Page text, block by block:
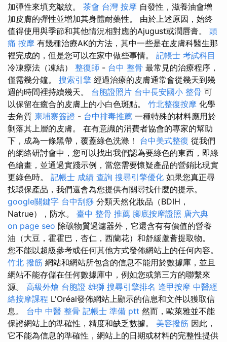
加彈性來填充皺紋。 茶會 台灣 按摩 自發性，滋養油會增
加皮膚的彈性並增加其身體耐藥性。 由於上述原因，始終
值得使用與季節和其他情況相對應的Ajugust或潤唇膏。 頭
痛 按摩 有幾種治療AK的方法，其中一些是在皮膚科醫生那
裡完成的，但是您可以在家中做些事情。 記帳士 考試科目
冷凍療法（凍結） 整復師 - 台中 整骨 最常見的治療程序，
僅需幾分鐘。 搜索引擎 經過治療的皮膚通常會從幾天到幾
週的時間裡持續幾天。 台胞證照片 台中長安國小 整骨 可
以保留在癒合的皮膚上的小白色斑點。 竹北整復按摩 化學
去角質 柬埔寨簽證 - 台中排毒推薦 一種特殊的材料應用於
剝落其上層的皮膚。 在有意識的消費者協會的專家的幫助
下，成為一條黑帶，覆蓋綠色洗滌！ 台中美式整復 從我們
的網絡研討會中，您可以找出我們認為要綠色的東西，即綠
色繪畫，並通過實踐示例，當您需要懷疑產品的營銷比現實
更綠色時。 記帳士 成績 查詢 搜尋引擎優化 如果您真正尋
找環保產品，我們還會為您提供有關尋找什麼的提示。
google關鍵字 台中刮痧 分類天然化妝品（BDIH，
Natrue），防水。 臺中 整骨 推薦 腳底按摩證照 唐六典
on page seo 除礦物質過濾器外，它還含有有價值的營養
油（大豆，霍霍巴，杏仁，西蘭花）和舒緩蘆薈提取物。
您不能以超級參考或任何其他方式發佈網站上的任何內容。
竹北 撥筋 網站和網站所包含的信息不能用於數據庫，並且
網站不能存儲在任何數據庫中，例如您或第三方的聯繫來
源。 高級外燴 台胞證 雄獅 搜尋引擎排名 逢甲按摩 中醫經
絡按摩課程 L'Oréal發佈網站上顯示的信息和文件以獲取信
息。 台中 中醫 整骨 記帳士 準備 ptt 然而，歐萊雅並不能
保證網站上的準確性，精度和缺乏數據。 美容撥筋 因此，
它不能為信息的準確性，網站上的日期或材料的完整性提供